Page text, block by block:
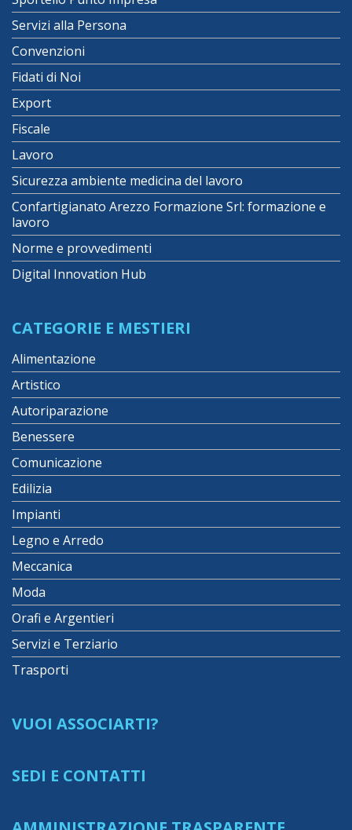
Servizi alla Persona
Convenzioni
Fidati di Noi
Export
Fiscale
Lavoro
Sicurezza ambiente medicina del lavoro
Confartigianato Arezzo Formazione Srl: formazione e
lavoro
Norme e provvedimenti
Digital Innovation Hub
CATEGORIE E MESTIERI
Alimentazione
Artistico
Autoriparazione
Benessere
Comunicazione
Edilizia
Impianti
Legno e Arredo
Meccanica
Moda
Orafi e Argentieri
Servizi e Terziario
Trasporti
VUOI ASSOCIARTI?
SEDI E CONTATTI